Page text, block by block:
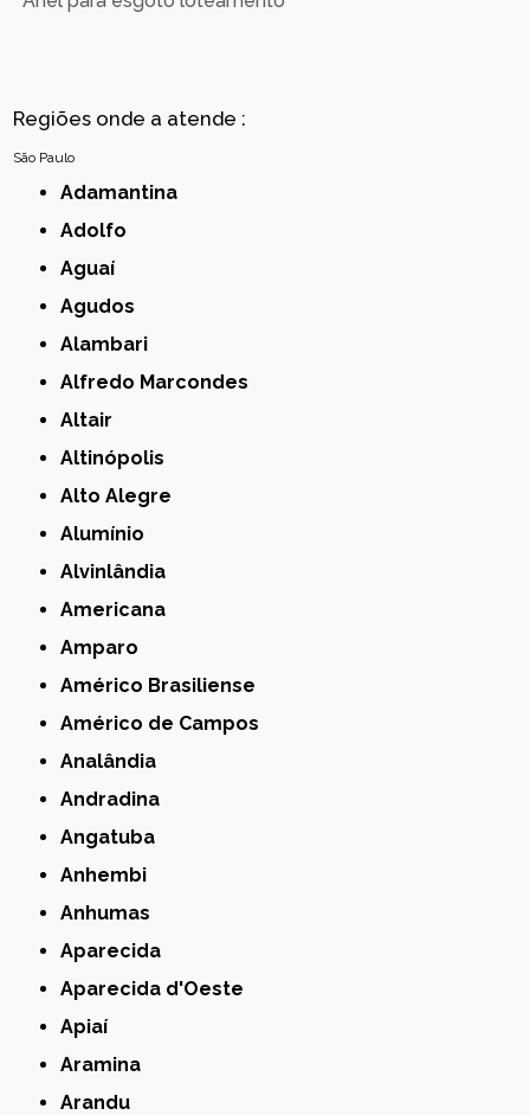
Regiões onde a atende :
São Paulo
Adamantina
Adolfo
Aguaí
Agudos
Alambari
Alfredo Marcondes
Altair
Altinópolis
Alto Alegre
Alumínio
Alvinlândia
Americana
Amparo
Américo Brasiliense
Américo de Campos
Analândia
Andradina
Angatuba
Anhembi
Anhumas
Aparecida
Aparecida d'Oeste
Apiaí
Aramina
Arandu